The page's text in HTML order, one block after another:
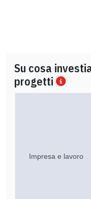
Su cosa
progetti
Impresa e lavoro